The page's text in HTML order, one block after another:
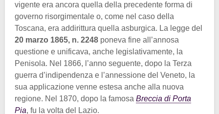
vigente era ancora quella della precedente forma di
governo risorgimentale o, come nel caso della
Toscana, era addirittura quella asburgica. La legge del
20 marzo 1865, n. 2248 poneva fine all’annosa
questione e unificava, anche legislativamente, la
Penisola. Nel 1866, l’anno seguente, dopo la Terza
guerra d’indipendenza e l’annessione del Veneto, la
sua applicazione venne estesa anche alla nuova
regione. Nel 1870, dopo la famosa Breccia di Porta
Pia, fu la volta del Lazio.